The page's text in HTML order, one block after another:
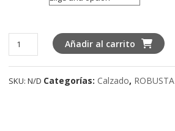
ROBUSTA
CASTAÑO
cantidad
Añadir al carrito
SKU:N/D Categorías: Calzado, ROBUSTA